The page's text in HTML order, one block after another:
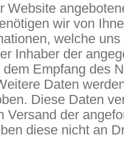
Website
wir von
welche
Inhaber der
Empfang des
Daten
Diese Daten
Versand der
diese nicht an